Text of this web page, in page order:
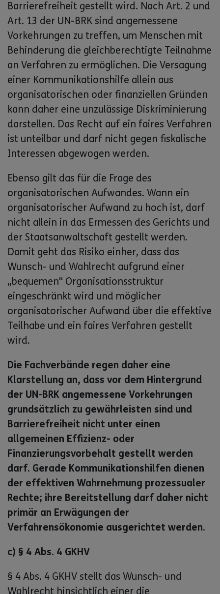
Barrierefreiheit gestellt wird. Nach Art. 2 und
Art. 13 der UN-BRK sind angemessene
Vorkehrungen zu treffen, um Menschen mit
Behinderung die gleichberechtigte Teilnahme
an Verfahren zu ermöglichen. Die Versagung
einer Kommunikationshilfe allein aus
organisatorischen oder finanziellen Gründen
kann daher eine unzulässige Diskriminierung
darstellen. Das Recht auf ein faires Verfahren
ist unteilbar und darf nicht gegen fiskalische
Interessen abgewogen werden.
Ebenso gilt das für die Frage des
organisatorischen Aufwandes. Wann ein
organisatorischer Aufwand zu hoch ist, darf
nicht allein in das Ermessen des Gerichts und
der Staatsanwaltschaft gestellt werden.
Damit geht das Risiko einher, dass das
Wunsch- und Wahlrecht aufgrund einer
„bequemen" Organisationsstruktur
eingeschränkt wird und möglicher
organisatorischer Aufwand über die effektive
Teilhabe und ein faires Verfahren gestellt
wird.
Die Fachverbände regen daher eine
Klarstellung an, dass vor dem Hintergrund
der UN-BRK angemessene Vorkehrungen
grundsätzlich zu gewährleisten sind und
Barrierefreiheit nicht unter einen
allgemeinen Effizienz- oder
Finanzierungsvorbehalt gestellt werden
darf. Gerade Kommunikationshilfen dienen
der effektiven Wahrnehmung prozessualer
Rechte; ihre Bereitstellung darf daher nicht
primär an Erwägungen der
Verfahrensökonomie ausgerichtet werden.
c) § 4 Abs. 4 GKHV
§ 4 Abs. 4 GKHV stellt das Wunsch- und
Wahlrecht hinsichtlich einer die